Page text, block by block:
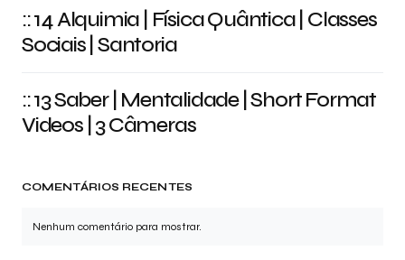
:: 14 Alquimia | Física Quântica | Classes
Sociais | Santoria
:: 13 Saber | Mentalidade | Short Format
Videos | 3 Câmeras
COMENTÁRIOS RECENTES
Nenhum comentário para mostrar.